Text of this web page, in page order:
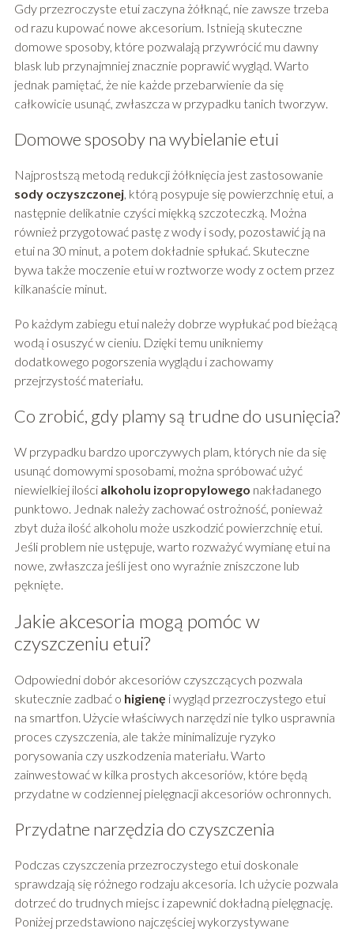
Gdy przezroczyste etui zaczyna żółknąć, nie zawsze trzeba
od razu kupować nowe akcesorium. Istnieją skuteczne
domowe sposoby, które pozwalają przywrócić mu dawny
blask lub przynajmniej znacznie poprawić wygląd. Warto
jednak pamiętać, że nie każde przebarwienie da się
całkowicie usunąć, zwłaszcza w przypadku tanich tworzyw.
Domowe sposoby na wybielanie etui
Najprostszą metodą redukcji żółknięcia jest zastosowanie
sody oczyszczonej, którą posypuje się powierzchnię etui, a
następnie delikatnie czyści miękką szczoteczką. Można
również przygotować pastę z wody i sody, pozostawić ją na
etui na 30 minut, a potem dokładnie spłukać. Skuteczne
bywa także moczenie etui w roztworze wody z octem przez
kilkanaście minut.
Po każdym zabiegu etui należy dobrze wypłukać pod bieżącą
wodą i osuszyć w cieniu. Dzięki temu unikniemy
dodatkowego pogorszenia wyglądu i zachowamy
przejrzystość materiału.
Co zrobić, gdy plamy są trudne do usunięcia?
W przypadku bardzo uporczywych plam, których nie da się
usunąć domowymi sposobami, można spróbować użyć
niewielkiej ilości alkoholu izopropylowego nakładanego
punktowo. Jednak należy zachować ostrożność, ponieważ
zbyt duża ilość alkoholu może uszkodzić powierzchnię etui.
Jeśli problem nie ustępuje, warto rozważyć wymianę etui na
nowe, zwłaszcza jeśli jest ono wyraźnie zniszczone lub
pęknięte.
Jakie akcesoria mogą pomóc w
czyszczeniu etui?
Odpowiedni dobór akcesoriów czyszczących pozwala
skutecznie zadbać o higienę i wygląd przezroczystego etui
na smartfon. Użycie właściwych narzędzi nie tylko usprawnia
proces czyszczenia, ale także minimalizuje ryzyko
porysowania czy uszkodzenia materiału. Warto
zainwestować w kilka prostych akcesoriów, które będą
przydatne w codziennej pielęgnacji akcesoriów ochronnych.
Przydatne narzędzia do czyszczenia
Podczas czyszczenia przezroczystego etui doskonale
sprawdzają się różnego rodzaju akcesoria. Ich użycie pozwala
dotrzeć do trudnych miejsc i zapewnić dokładną pielęgnację.
Poniżej przedstawiono najczęściej wykorzystywane